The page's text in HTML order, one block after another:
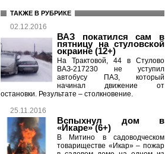
ТАКЖЕ В РУБРИКЕ
02.12.2016
ВАЗ покатился сам в
пятницу на стуловской
окраине (12+)
На Трактовой, 44 в Стулово
ВАЗ-217230 не уступил
автобусу ПАЗ, который
начинал движение от
остановки. Результате – столкновение.
25.11.2016
Вспыхнул дом в
«Икаре» (6+)
В Митино в садоводческом
товариществе «Икар» – пожар